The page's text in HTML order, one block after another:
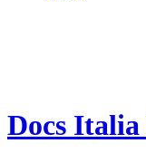
Docs Italia